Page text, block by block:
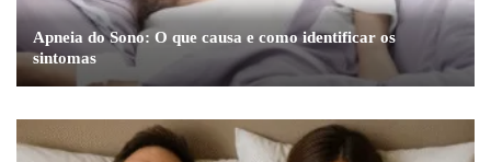
Apneia do Sono: O que causa e como identificar os
sintomas